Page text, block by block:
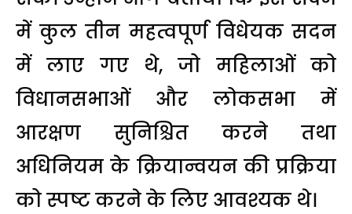
में कुल तीन महत्वपूर्ण विधेयक सदन
में लाए गए थे, जो महिलाओं को
विधानसभाओं और लोकसभा में
आरक्षण सुनिश्चित करने तथा
अधिनियम के क्रियान्वयन की प्रक्रिया
को स्पष्ट करने के लिए आवश्यक थे।